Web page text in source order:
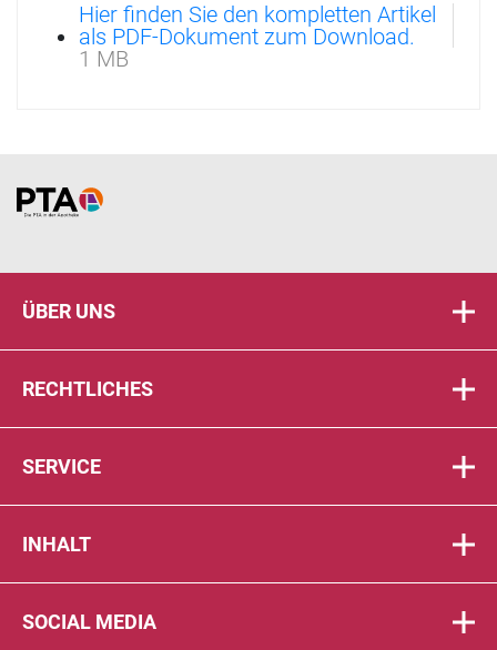
Hier finden Sie den kompletten Artikel
als PDF-Dokument zum Download.
1 MB
Home
ÜBER UNS
RECHTLICHES
SERVICE
INHALT
SOCIAL MEDIA